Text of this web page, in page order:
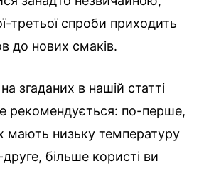
третьої спроби приходить
до нових смаків.
згаданих в нашій статті
рекомендується: по-перше,
мають низьку температуру
більше користі ви